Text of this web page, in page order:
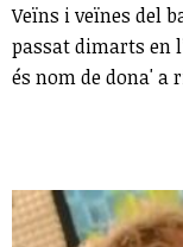
Veïns i veïnes del
passat dimarts en
és nom de dona' a